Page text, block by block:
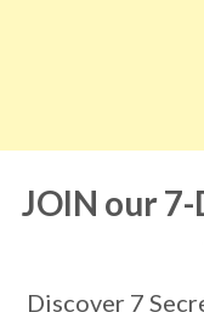
JOIN our 7-
Discover 7